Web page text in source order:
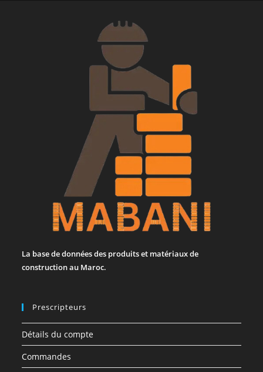
La base de données des produits et matériaux de
construction au Maroc.
Prescripteurs
Détails du compte
Commandes